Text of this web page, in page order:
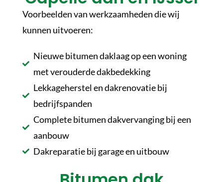
Voorbeelden van werkzaamheden die wij
kunnen uitvoeren:
Nieuwe bitumen daklaag op een woning
met verouderde dakbedekking
Lekkageherstel en dakrenovatie bij
bedrijfspanden
Complete bitumen dakvervanging bij een
aanbouw
Dakreparatie bij garage en uitbouw